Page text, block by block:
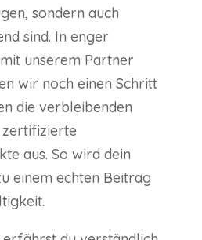
sondern auch
sind. In enger
unserem Partner
wir noch einen Schritt
die verbleibenden
zertifizierte
aus. So wird dein
einem echten Beitrag